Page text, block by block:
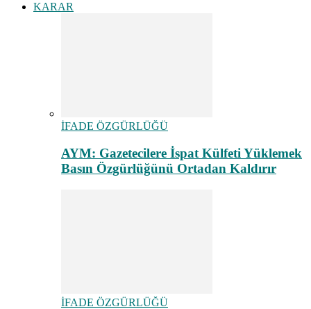
KARAR
İFADE ÖZGÜRLÜĞÜ
AYM: Gazetecilere İspat Külfeti Yüklemek
Basın Özgürlüğünü Ortadan Kaldırır
İFADE ÖZGÜRLÜĞÜ